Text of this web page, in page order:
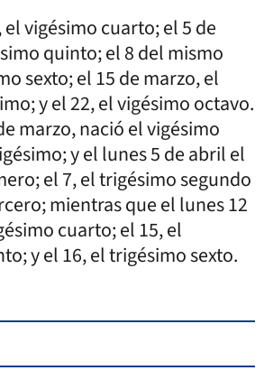
el vigésimo cuarto; el 5 de
quinto; el 8 del mismo
sexto; el 15 de marzo, el
y el 22, el vigésimo octavo.
marzo, nació el vigésimo
y el lunes 5 de abril el
el 7, el trigésimo segundo
mientras que el lunes 12
cuarto; el 15, el
y el 16, el trigésimo sexto.